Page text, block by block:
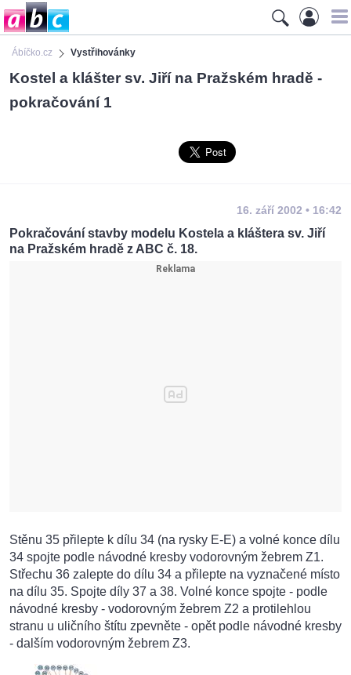
Ábíčko.cz Vystřihovánky
Kostel a klášter sv. Jiří na Pražském hradě -
pokračování 1
16. září 2002 • 16:42
Pokračování stavby modelu Kostela a kláštera sv. Jiří
na Pražském hradě z ABC č. 18.
Stěnu 35 přilepte k dílu 34 (na rysky E-E) a volné konce dílu
34 spojte podle návodné kresby vodorovným žebrem Z1.
Střechu 36 zalepte do dílu 34 a přilepte na vyznačené místo
na dílu 35. Spojte díly 37 a 38. Volné konce spojte - podle
návodné kresby - vodorovným žebrem Z2 a protilehlou
stranu u uličního štítu zpevněte - opět podle návodné kresby
- dalším vodorovným žebrem Z3.